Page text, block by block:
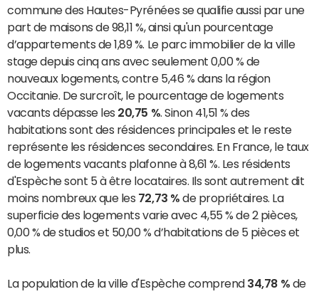
commune des Hautes-Pyrénées se qualifie aussi par une
part de maisons de 98,11 %, ainsi qu'un pourcentage
d’appartements de 1,89 %. Le parc immobilier de la ville
stage depuis cinq ans avec seulement 0,00 % de
nouveaux logements, contre 5,46 % dans la région
Occitanie. De surcroît, le pourcentage de logements
vacants dépasse les 20,75 % . Sinon 41,51 % des
habitations sont des résidences principales et le reste
représente les résidences secondaires. En France, le taux
de logements vacants plafonne à 8,61 %. Les résidents
d'Espèche sont 5 à être locataires. Ils sont autrement dit
moins nombreux que les 72,73 % de propriétaires. La
superficie des logements varie avec 4,55 % de 2 pièces,
0,00 % de studios et 50,00 % d’habitations de 5 pièces et
plus.
La population de la ville d'Espèche comprend 34,78 % de